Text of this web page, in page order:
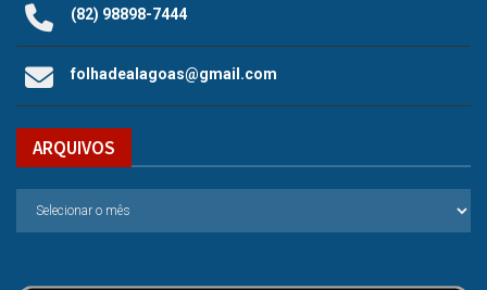
(82) 98898-7444
folhadealagoas@gmail.com
ARQUIVOS